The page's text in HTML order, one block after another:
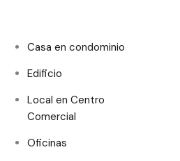
Casa en condominio
Edificio
Local en Centro
Comercial
Oficinas